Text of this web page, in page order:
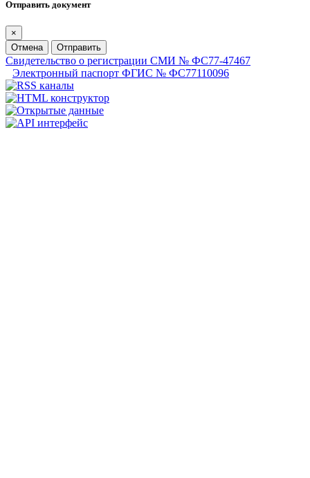
Отправить документ
×
Отмена
Отправить
Свидетельство о регистрации СМИ № ФС77-47467
Электронный паспорт ФГИС № ФС77110096